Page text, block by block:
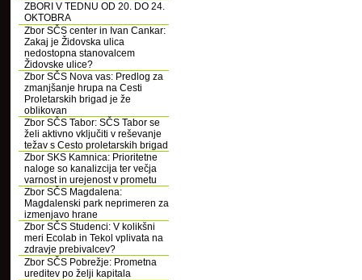
ZBORI V TEDNU OD 20. DO 24.
OKTOBRA
Zbor SČS center in Ivan Cankar:
Zakaj je Židovska ulica
nedostopna stanovalcem
Židovske ulice?
Zbor SČS Nova vas: Predlog za
zmanjšanje hrupa na Cesti
Proletarskih brigad je že
oblikovan
Zbor SČS Tabor: SČS Tabor se
želi aktivno vključiti v reševanje
težav s Cesto proletarskih brigad
Zbor SKS Kamnica: Prioritetne
naloge so kanalizcija ter večja
varnost in urejenost v prometu
Zbor SČS Magdalena:
Magdalenski park neprimeren za
izmenjavo hrane
Zbor SČS Studenci: V kolikšni
meri Ecolab in Tekol vplivata na
zdravje prebivalcev?
Zbor SČS Pobrežje: Prometna
ureditev po želji kapitala